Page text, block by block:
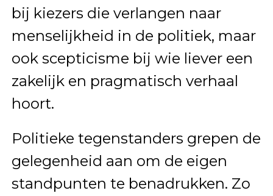
bij kiezers die verlangen naar
menselijkheid in de politiek, maar
ook scepticisme bij wie liever een
zakelijk en pragmatisch verhaal
hoort.
Politieke tegenstanders grepen de
gelegenheid aan om de eigen
standpunten te benadrukken. Zo